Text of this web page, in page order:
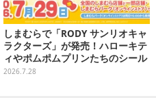
しまむらで「RODY サンリオキャ
ラクターズ」が発売！ハローキテ
ィやポムポムプリンたちのシール
帳、色が変わるタンブラーなど雑
2026.7.28